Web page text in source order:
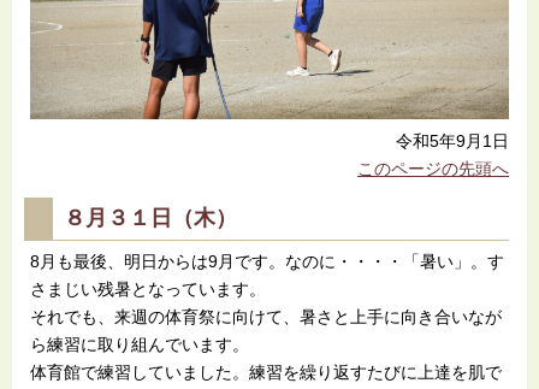
令和5年9月1日
このページの先頭へ
８月３１日（木）
8月も最後、明日からは9月です。なのに・・・・「暑い」。す
さまじい残暑となっています。
それでも、来週の体育祭に向けて、暑さと上手に向き合いなが
ら練習に取り組んでいます。
体育館で練習していました。練習を繰り返すたびに上達を肌で